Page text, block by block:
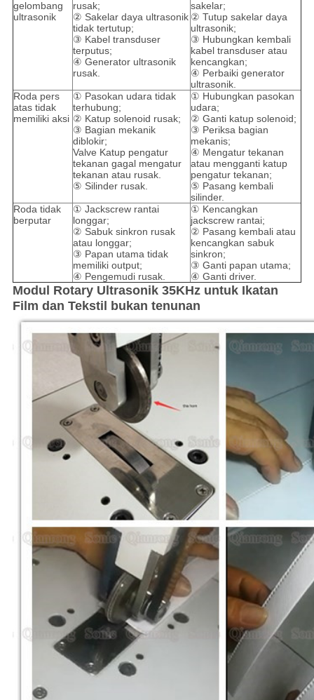
gelombang
ultrasonik
rusak;
② Sakelar daya ultrasonik
tidak tertutup;
③ Kabel transduser
terputus;
④ Generator ultrasonik
rusak.
sakelar;
② Tutup sakelar daya
ultrasonik;
③ Hubungkan kembali
kabel transduser atau
kencangkan;
④ Perbaiki generator
ultrasonik.
Roda pers
atas tidak
memiliki aksi
① Pasokan udara tidak
terhubung;
② Katup solenoid rusak;
③ Bagian mekanik
diblokir;
Valve Katup pengatur
tekanan gagal mengatur
tekanan atau rusak.
⑤ Silinder rusak.
① Hubungkan pasokan
udara;
② Ganti katup solenoid;
③ Periksa bagian
mekanis;
④ Mengatur tekanan
atau mengganti katup
pengatur tekanan;
⑤ Pasang kembali
silinder.
Roda tidak
berputar
① Jackscrew rantai
longgar;
② Sabuk sinkron rusak
atau longgar;
③ Papan utama tidak
memiliki output;
④ Pengemudi rusak.
① Kencangkan
jackscrew rantai;
② Pasang kembali atau
kencangkan sabuk
sinkron;
③ Ganti papan utama;
④ Ganti driver.
Modul Rotary Ultrasonik 35KHz untuk Ikatan
Film dan Tekstil bukan tenunan